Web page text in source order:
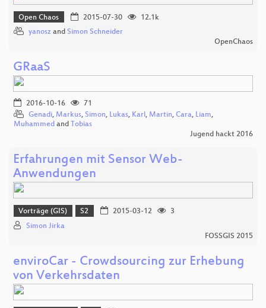
Open Chaos 2015-07-30
12.1k
yanosz and Simon Schneider
OpenChaos
GRaaS
2016-10-16
71
Genadi, Markus, Simon, Lukas, Karl, Martin, Cara, Liam,
Muhammed and Tobias
Jugend hackt 2016
Erfahrungen mit Sensor Web-
Anwendungen
Vorträge (GIS) S2 2015-03-12
3
Simon Jirka
FOSSGIS 2015
enviroCar - Crowdsourcing zur Erhebung
von Verkehrsdaten